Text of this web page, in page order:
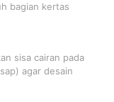
bagian kertas
sisa cairan pada
agar desain